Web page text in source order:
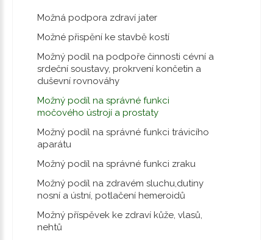
Možná podpora zdraví jater
Možné přispění ke stavbě kostí
Možný podíl na podpoře činnosti cévní a
srdeční soustavy, prokrvení končetin a
duševní rovnováhy
Možný podíl na správné funkci
močového ústrojí a prostaty
Možný podíl na správné funkci trávicího
aparátu
Možný podíl na správné funkci zraku
Možný podíl na zdravém sluchu,dutiny
nosní a ústní, potlačení hemeroidů
Možný příspěvek ke zdraví kůže, vlasů,
nehtů